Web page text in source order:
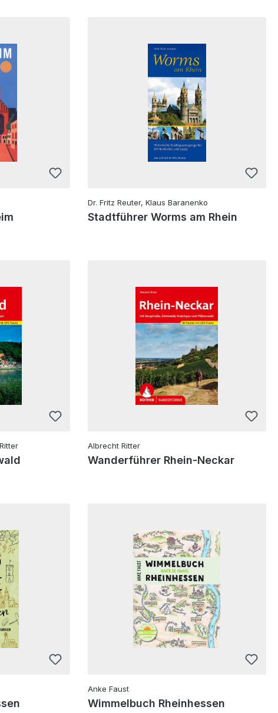
Dr. Fritz Reuter, Klaus Baranenko
Stadtführer Worms am Rhein
Albrecht Ritter
Wanderführer Rhein-Neckar
Anke Faust
Wimmelbuch Rheinhessen